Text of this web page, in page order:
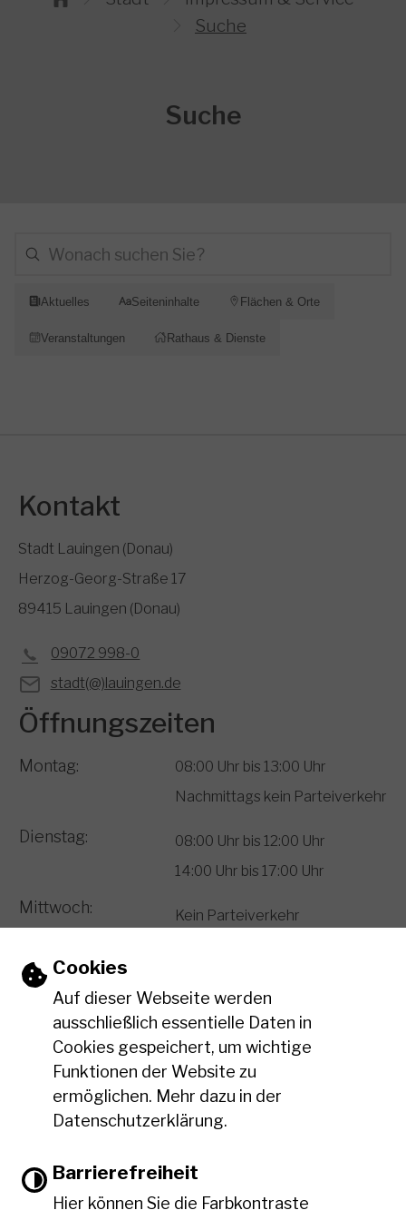
Einstellungen zu Cookies und
Cookies
Auf dieser Webseite werden
ausschließlich essentielle Daten in
Cookies gespeichert, um wichtige
Funktionen der Website zu
ermöglichen. Mehr dazu in der
Datenschutzerklärung.
Barrierefreiheit
Hier können Sie die Farbkontraste
Suche
Suche
Aktuelles Seiteninhalte Flächen & Orte
Veranstaltungen Rathaus & Dienste
Kontakt
Stadt Lauingen (Donau)
Herzog-Georg-Straße 17
89415 Lauingen (Donau)
09072 998-0
stadt(@)lauingen.de
Öffnungszeiten
Montag:
Dienstag:
Mittwoch:
Freitag:
08:00 Uhr bis 13:00 Uhr
Nachmittags kein Parteiverkehr
08:00 Uhr bis 12:00 Uhr
14:00 Uhr bis 17:00 Uhr
Kein Parteiverkehr
14:00 Uhr bis 18:00 Uhr
08:00 Uhr bis 12:00 Uhr
Leichte Sprache
Barrierefreie Ansicht